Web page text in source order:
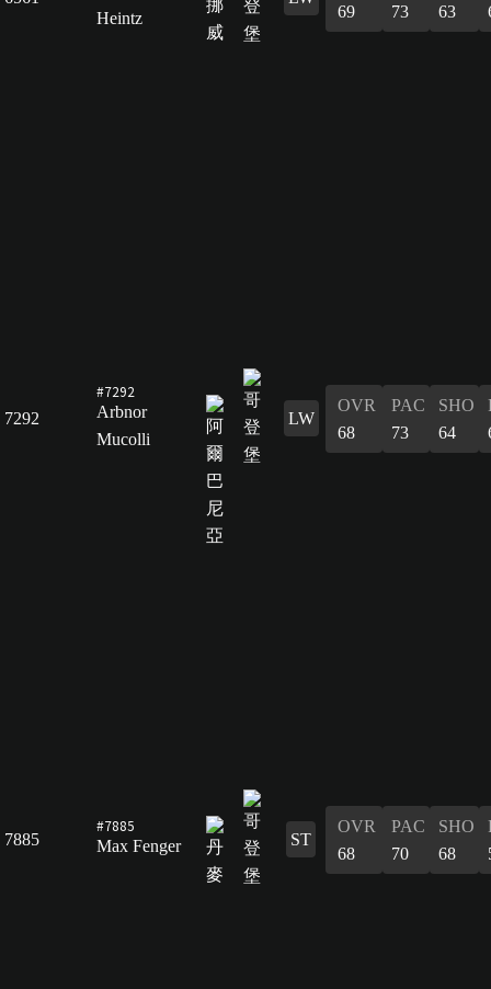
Heintz
69
73
63
7292
#7292
Arbnor
Mucolli
LW
OVR
68
PAC
73
SHO
64
7885
#7885
Max Fenger
ST
OVR
68
PAC
70
SHO
68